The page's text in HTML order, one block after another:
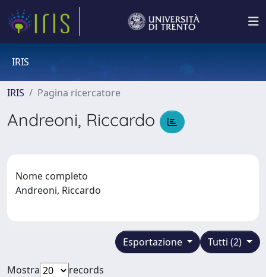
IRIS
IRIS Pagina ricercatore
Andreoni, Riccardo
Nome completo
Andreoni, Riccardo
Tutti (2)
Esportazione
Mostra
records